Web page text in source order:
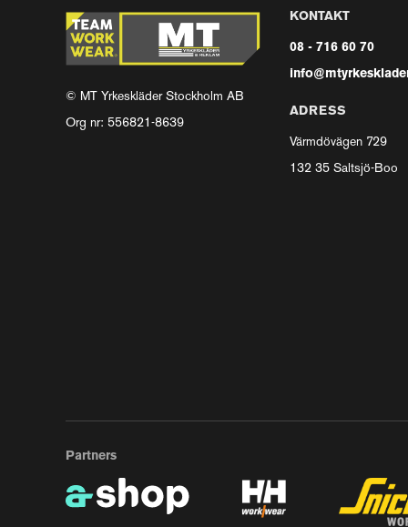
© MT Yrkeskläder Stockholm AB
Org nr: 556821-8639
KONTAKT
08 - 716 60 70
ADRESS
Värmdövägen 729
132 35 Saltsjö-Boo
Partners